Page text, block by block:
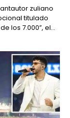
titulado
los 7.000”, el...